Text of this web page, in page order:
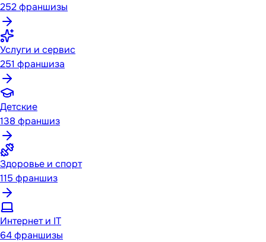
252франшизы
Услуги и сервис
251 франшиза
Детские
138 франшиз
Здоровье и спорт
115 франшиз
Интернет и IT
64франшизы